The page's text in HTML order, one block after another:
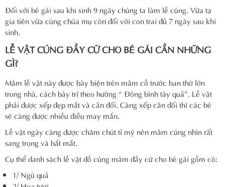
Đối với bé gái sau khi sinh 9 ngày chúng ta làm lễ cúng. Vừa tạ
gia tiên vừa cúng chúa mụ còn đối với con trai đủ 7 ngày sau khi
sinh.
LỄ VẬT CÚNG ĐẦY CỮ CHO BÉ GÁI CẦN NHỮNG
GÌ?
Mâm lễ vật này được bày biện trên mâm cỗ trước ban thờ lớn
trong nhà, cách bày trí theo hướng “ Đông bình tây quả”. Lễ vật
phải được xếp đẹp mắt và cân đối. Càng xếp cân đối thì các bé
sẽ càng được nhiều điều may mắn.
Lễ vật ngày càng được chăm chút tỉ mỹ nên mâm cúng nhìn rất
sang trọng và bắt mắt.
Cụ thể danh sách lễ vật đồ cúng mâm đầy cữ cho bé gái gồm có:
1/ Ngũ quả